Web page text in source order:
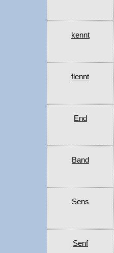
kennt
flennt
End
Band
Sens
Senf